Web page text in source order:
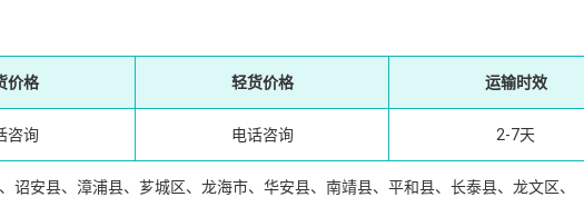
价格 轻货价格 运输时效
咨询 电话咨询 2-7天
诏安县、漳浦县、芗城区、龙海市、华安县、南靖县、平和县、长泰县、龙文区、